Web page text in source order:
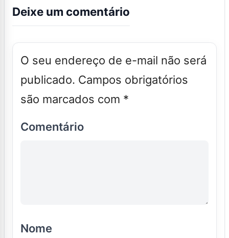
Deixe um comentário
O seu endereço de e-mail não será
publicado. Campos obrigatórios
são marcados com *
Comentário
Nome